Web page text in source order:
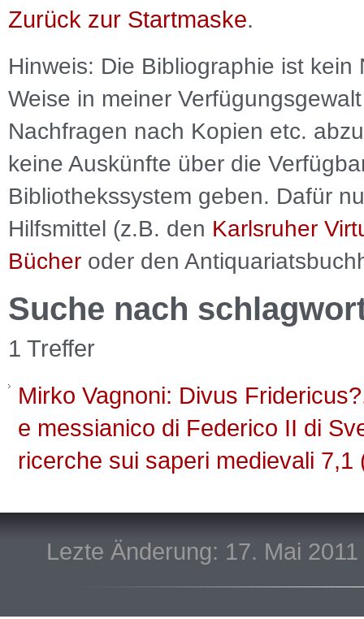
Zurück zur Startmaske.
Hinweis: Die Bibliographie ist kein
Weise in meiner
Nachfragen nach Kopien etc.
keine Auskünfte über die
Bibliothekssystem geben. Dafür
Hilfsmittel (z.B. den Karlsruher
Bücher oder den
Suche nach
1 Treffer
Mirko Vagnoni: Divus
e messianico di Federico II di
ricerche sui saperi medievali 7,1
Lezte Änderung: 17. Mai